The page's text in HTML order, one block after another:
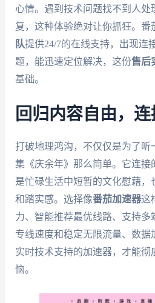
心情。遇到技术问题找不到人处
复，这种体验绝对让你抓狂。番
队提供24/7的在线支持，出现连
题，能迅速定位解决，这份售后
基础。
回归内容自由，
打破地理鸿沟，不仅仅是为了听
集《庆余年》那么简单。它连接
是忙碌生活中短暂的文化慰藉，
和踏实感。选择像番茄加速器这
力、智能推荐最优线路、支持多
专线速度和稳定无限流量、数据
实时技术支持的加速器，才能彻
恼。